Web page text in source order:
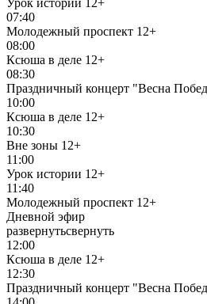
07:40
Молодежный проспект 12+
08:00
Ксюша в деле 12+
08:30
Праздничный концерт "Весна
10:00
Ксюша в деле 12+
10:30
Вне зоны 12+
11:00
Урок истории 12+
11:40
Молодежный проспект 12+
Дневной эфир
развернутьсвернуть
12:00
Ксюша в деле 12+
12:30
Праздничный концерт "Весна